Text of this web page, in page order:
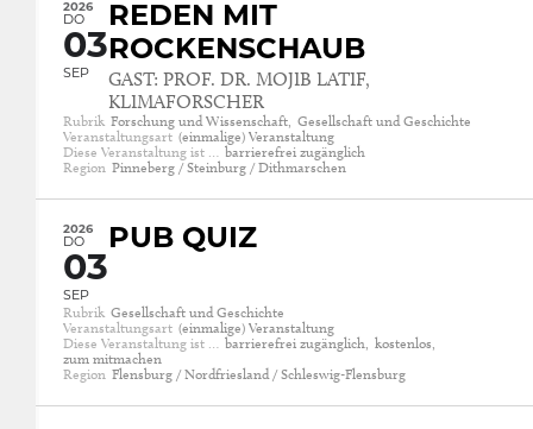
2026
DO
03
SEP
REDEN MIT
ROCKENSCHAUB
GAST: PROF. DR. MOJIB LATIF,
KLIMAFORSCHER
Rubrik Forschung und Wissenschaft, Gesellschaft und Geschichte
Veranstaltungsart (einmalige) Veranstaltung
Diese Veranstaltung ist … barrierefrei zugänglich
Region Pinneberg / Steinburg / Dithmarschen
2026
DO
03
SEP
PUB QUIZ
Rubrik Gesellschaft und Geschichte
Veranstaltungsart (einmalige) Veranstaltung
Diese Veranstaltung ist … barrierefrei zugänglich, kostenlos,
zum mitmachen
Region Flensburg / Nordfriesland / Schleswig-Flensburg